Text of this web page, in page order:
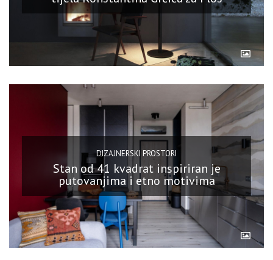
DIZAJNERSKI PROSTORI
Stan od 41 kvadrat inspiriran je
putovanjima i etno motivima